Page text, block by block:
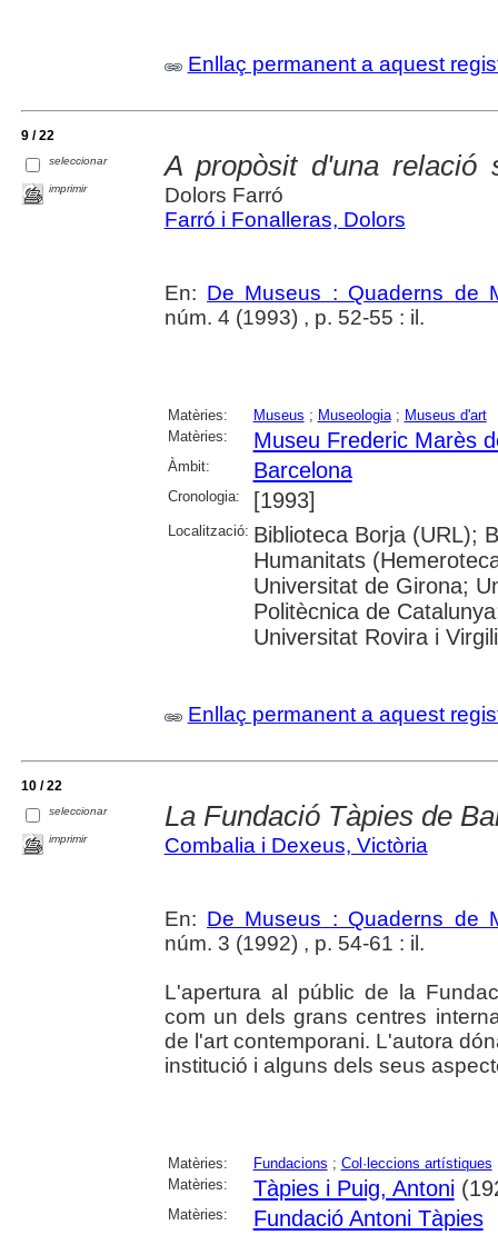
Enllaç permanent a aquest
9 / 22
seleccionar
imprimir
A propòsit d'una
Dolors Farró
Farró i Fonalleras, Dolors
En: De Museus : Quaderns de
núm. 4 (1993) , p. 52-55 : il.
Matèries: Museus ; Museologia; Museus d'art
Matèries:
Museu Frederic Marès
Àmbit: Barcelona
Cronologia: [1993]
Localització: Biblioteca Borja (URL);
Humanitats
Universitat de Girona;
Politècnica de
Universitat Rovira i Virgili
Enllaç permanent a aquest
10 / 22
seleccionar
imprimir
La Fundació Tàpies de
Combalia i Dexeus, Victòria
En: De Museus : Quaderns de
núm. 3 (1992) , p. 54-61 : il.
L'apertura al públic de la
com un dels grans centres
de l'art contemporani. L'autora
institució i alguns dels seus
Matèries: Fundacions ; Col·leccions artístiques
Matèries:
Tàpies i Puig, Antoni
Matèries: Fundació Antoni Tàpies